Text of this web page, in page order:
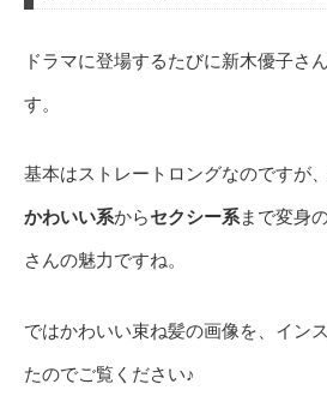
ドラマに登場するたびに新木優子さ
す。
基本はストレートロングなのですが
かわいい系からセクシー系まで変身
さんの魅力ですね。
ではかわいい束ね髪の画像を、イン
たのでご覧ください♪